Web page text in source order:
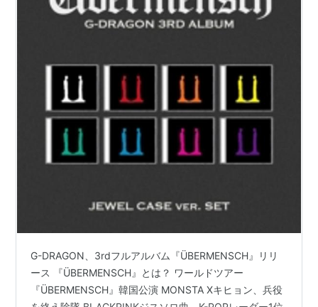
G-DRAGON、3rdフルアルバム『ÜBERMENSCH』リリ
ース 『ÜBERMENSCH』とは？ ワールドツアー
『ÜBERMENSCH』韓国公演 MONSTA Xキヒョン、兵役